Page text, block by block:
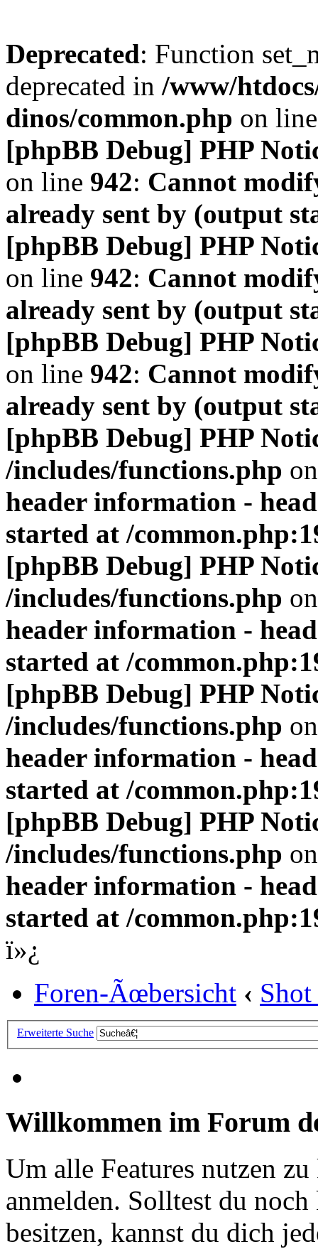
Deprecated: Function
deprecated in /www/
dinos/common.php on
[phpBB Debug] PHP
on line 942: Cannot
already sent by (output
[phpBB Debug] PHP
on line 942: Cannot
already sent by (output
[phpBB Debug] PHP
on line 942: Cannot
already sent by (output
[phpBB Debug] PHP
/includes/functions.php
header information -
started at /
[phpBB Debug] PHP
/includes/functions.php
header information -
started at /
[phpBB Debug] PHP
/includes/functions.php
header information -
started at /
[phpBB Debug] PHP
/includes/functions.php
header information -
started at /
ï»¿
Foren-Ãœbersicht ‹
Erweiterte Suche
Willkommen im Forum
Um alle Features nutzen
anmelden. Solltest du
besitzen, kannst du dich